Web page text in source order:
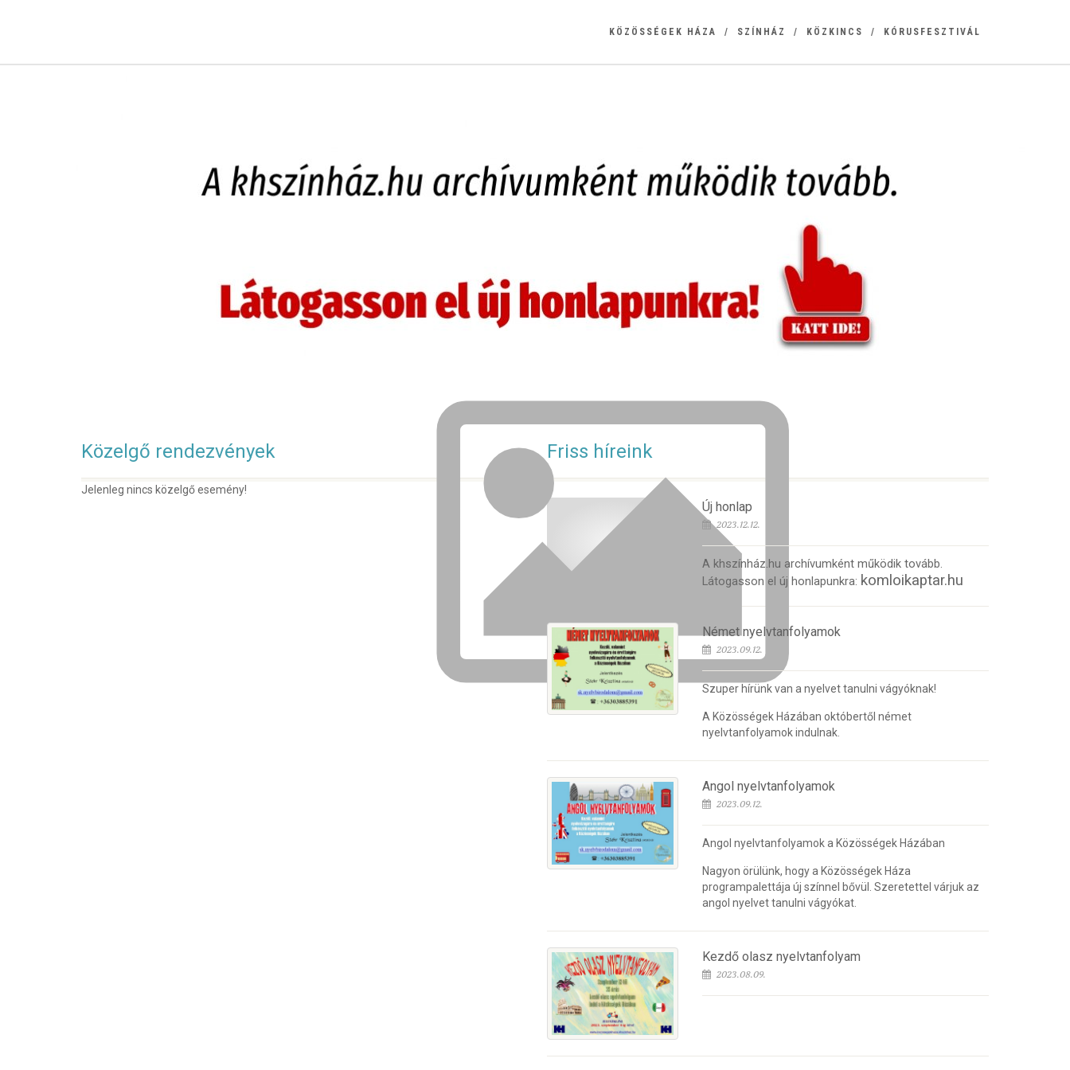
KÖZÖSSÉGEK HÁZA SZÍNHÁZ KÖZKINCS KÓRUSFESZTIVÁL
Közelgő rendezvények
Jelenleg nincs közelgő esemény!
Friss híreink
Új honlap
2023.12.12.
A khszínház.hu archívumként működik tovább.
Látogasson el új honlapunkra: komloikaptar.hu
Német nyelvtanfolyamok
2023.09.12.
Szuper hírünk van a nyelvet tanulni vágyóknak!
A Közösségek Házában októbertől német
nyelvtanfolyamok indulnak.
Angol nyelvtanfolyamok
2023.09.12.
Angol nyelvtanfolyamok a Közösségek Házában
Nagyon örülünk, hogy a Közösségek Háza
programpalettája új színnel bővül. Szeretettel várjuk az
angol nyelvet tanulni vágyókat.
Kezdő olasz nyelvtanfolyam
2023.08.09.